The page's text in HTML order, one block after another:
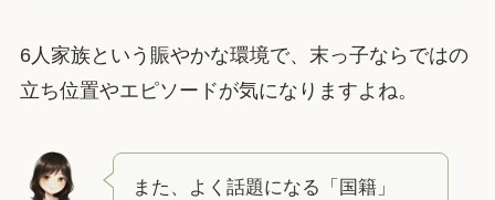
6人家族という賑やかな環境で、末っ子ならではの
立ち位置やエピソードが気になりますよね。
また、よく話題になる「国籍」